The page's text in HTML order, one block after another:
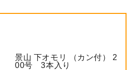
景山 下オモリ （カン付） 2
00号 3本入り